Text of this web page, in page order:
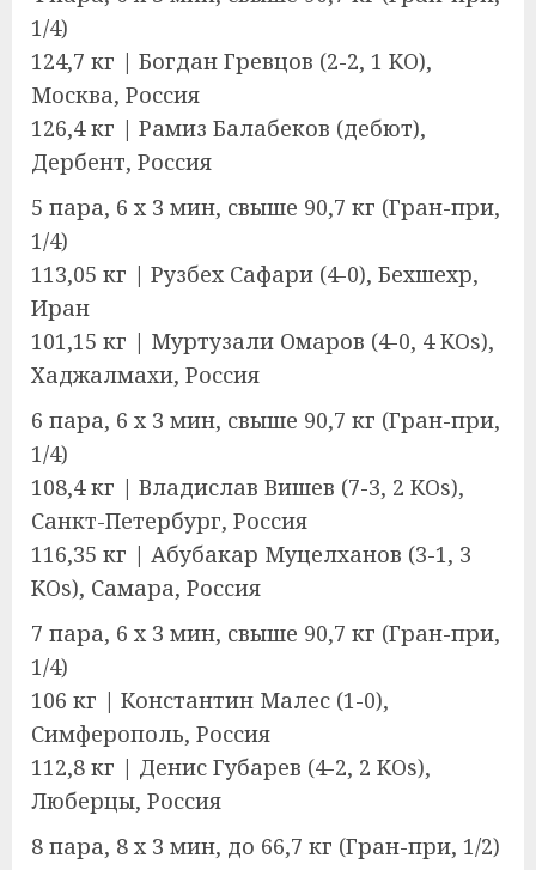
1/4)
124,7 кг | Богдан Гревцов (2-2, 1 KO),
Москва, Россия
126,4 кг | Рамиз Балабеков (дебют),
Дербент, Россия
5 пара, 6 x 3 мин, свыше 90,7 кг (Гран-при,
1/4)
113,05 кг | Рузбех Сафари (4-0), Бехшехр,
Иран
101,15 кг | Муртузали Омаров (4-0, 4 KOs),
Хаджалмахи, Россия
6 пара, 6 x 3 мин, свыше 90,7 кг (Гран-при,
1/4)
108,4 кг | Владислав Вишев (7-3, 2 KOs),
Санкт-Петербург, Россия
116,35 кг | Абубакар Муцелханов (3-1, 3
KOs), Самара, Россия
7 пара, 6 x 3 мин, свыше 90,7 кг (Гран-при,
1/4)
106 кг | Константин Малес (1-0),
Симферополь, Россия
112,8 кг | Денис Губарев (4-2, 2 KOs),
Люберцы, Россия
8 пара, 8 x 3 мин, до 66,7 кг (Гран-при, 1/2)